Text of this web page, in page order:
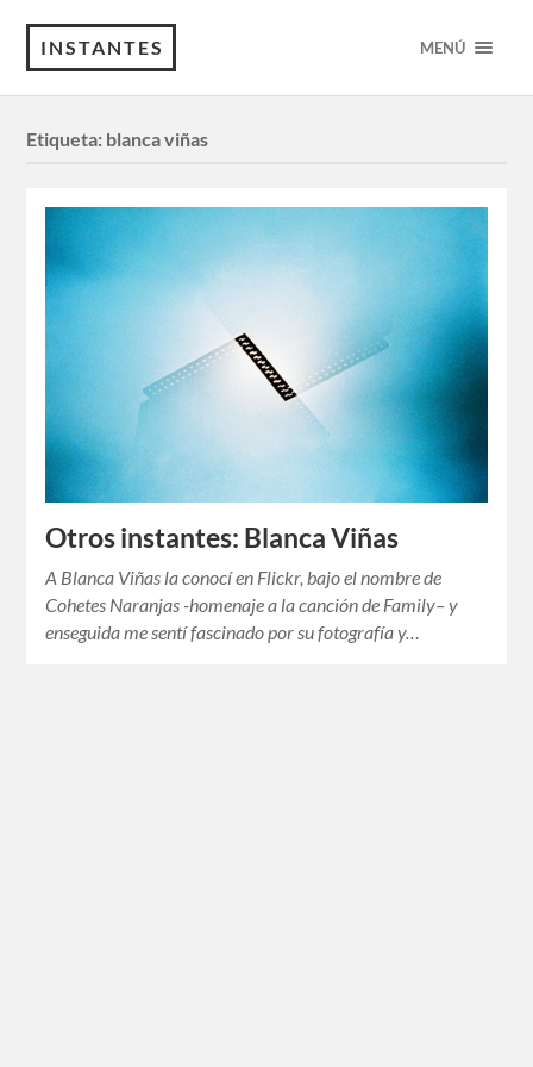
INSTANTES MENÚ
Etiqueta: blanca viñas
Otros instantes: Blanca Viñas
A Blanca Viñas la conocí en Flickr, bajo el nombre de
Cohetes Naranjas -homenaje a la canción de Family– y
enseguida me sentí fascinado por su fotografía y…